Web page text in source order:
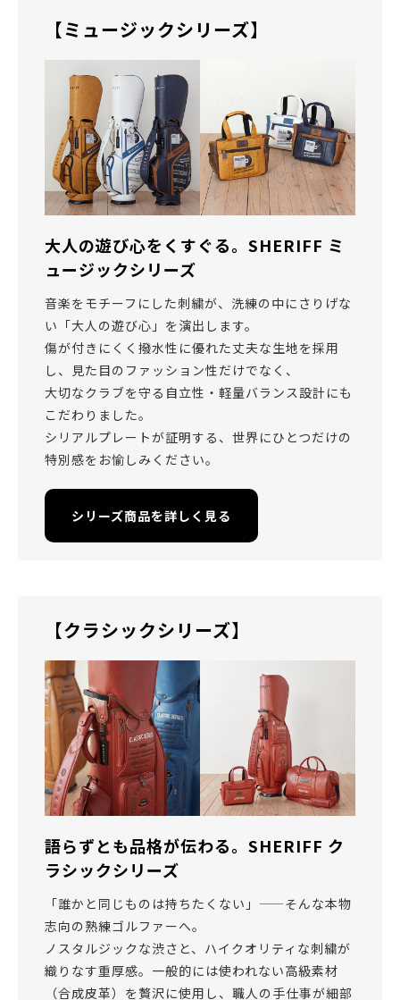
【ミュージックシリーズ】
大人の遊び心をくすぐる。SHERIFF ミ
ュージックシリーズ
音楽をモチーフにした刺繍が、洗練の中にさりげな
い「大人の遊び心」を演出します。
傷が付きにくく撥水性に優れた丈夫な生地を採用
し、見た目のファッション性だけでなく、
大切なクラブを守る自立性・軽量バランス設計にも
こだわりました。
シリアルプレートが証明する、世界にひとつだけの
特別感をお愉しみください。
シリーズ商品を詳しく見る
【クラシックシリーズ】
語らずとも品格が伝わる。SHERIFF ク
ラシックシリーズ
「誰かと同じものは持ちたくない」——そんな本物
志向の熟練ゴルファーへ。
ノスタルジックな渋さと、ハイクオリティな刺繍が
織りなす重厚感。一般的には使われない高級素材
（合成皮革）を贅沢に使用し、職人の手仕事が細部